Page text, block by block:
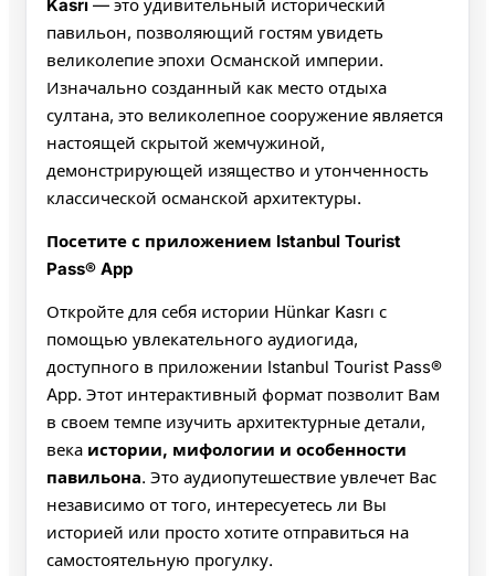
Kasrı — это удивительный исторический
павильон, позволяющий гостям увидеть
великолепие эпохи Османской империи.
Изначально созданный как место отдыха
султана, это великолепное сооружение является
настоящей скрытой жемчужиной,
демонстрирующей изящество и утонченность
классической османской архитектуры.
Посетите с приложением Istanbul Tourist
Pass® App
Откройте для себя истории Hünkar Kasrı с
помощью увлекательного аудиогида,
доступного в приложении Istanbul Tourist Pass®
App. Этот интерактивный формат позволит Вам
в своем темпе изучить архитектурные детали,
века истории, мифологии и особенности
павильона. Это аудиопутешествие увлечет Вас
независимо от того, интересуетесь ли Вы
историей или просто хотите отправиться на
самостоятельную прогулку.